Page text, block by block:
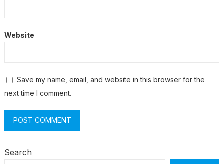
Website
Save my name, email, and website in this browser for the
next time I comment.
Search